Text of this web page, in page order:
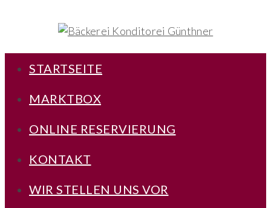
STARTSEITE
MARKTBOX
ONLINE RESERVIERUNG
KONTAKT
WIR STELLEN UNS VOR